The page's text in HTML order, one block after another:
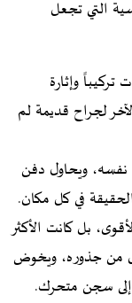
التي تجعل
وإثارة
لجراح قديمة لم
نفسه، ويحاول دفن
في كل مكان.
بل كانت الأكثر
من جذوره، ويخوض
إلى سجن متحرك.